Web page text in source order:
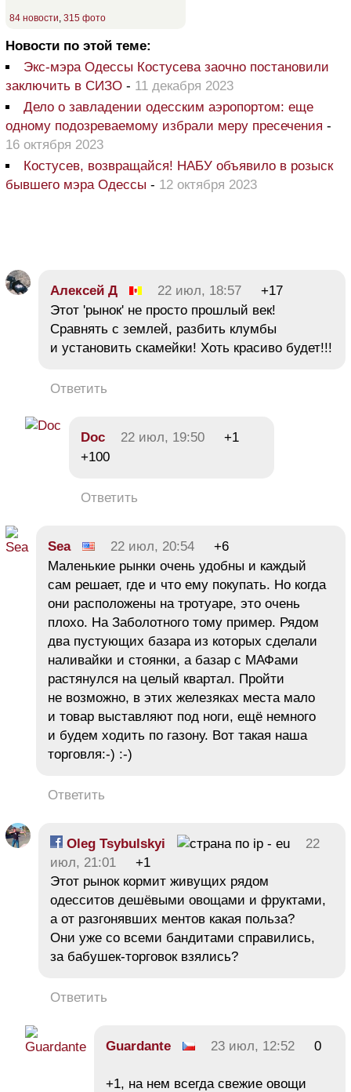
84 новости, 315 фото
Новости по этой теме:
Экс-мэра Одессы Костусева заочно постановили
заключить в СИЗО - 11 декабря 2023
Дело о завладении одесским аэропортом: еще
одному подозреваемому избрали меру пресечения -
16 октября 2023
Костусев, возвращайся! НАБУ объявило в розыск
бывшего мэра Одессы - 12 октября 2023
Алексей Д 22 июл, 18:57
+17
Этот 'рынок' не просто прошлый век!
Сравнять с землей, разбить клумбы
и установить скамейки! Хоть красиво будет!!!
Ответить
Doc 22 июл, 19:50
+1
+100
Ответить
Sea 22 июл, 20:54
+6
Маленькие рынки очень удобны и каждый
сам решает, где и что ему покупать. Но когда
они расположены на тротуаре, это очень
плохо. На Заболотного тому пример. Рядом
два пустующих базара из которых сделали
наливайки и стоянки, а базар с МАФами
растянулся на целый квартал. Пройти
не возможно, в этих железяках места мало
и товар выставляют под ноги, ещё немного
и будем ходить по газону. Вот такая наша
торговля:-) :-)
Ответить
Oleg Tsybulskyi
22
июл, 21:01
+1
Этот рынок кормит живущих рядом
одесситов дешёвыми овощами и фруктами,
а от разгонявших ментов какая польза?
Они уже со всеми бандитами справились,
за бабушек-торговок взялись?
Ответить
Guardante 23 июл, 12:52 0
+1, на нем всегда свежие овощи